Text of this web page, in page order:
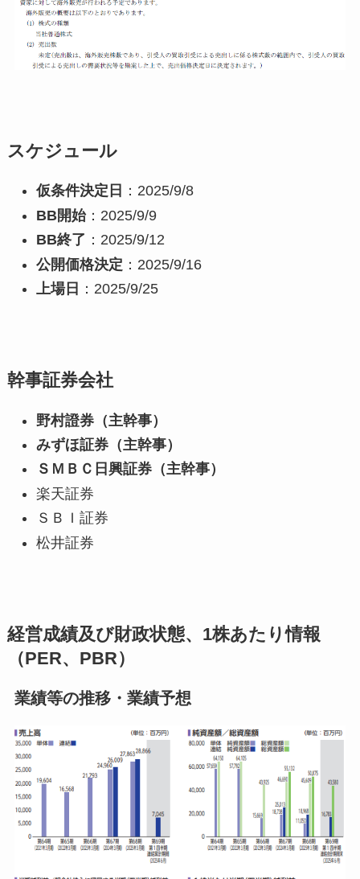
スケジュール
仮条件決定日 ：2025/9/8
BB開始：2025/9/9
BB終了 ：2025/9/12
公開価格決定 ：2025/9/16
上場日 ：2025/9/25
幹事証券会社
野村證券（主幹事）
みずほ証券（主幹事）
ＳＭＢＣ日興証券（主幹事）
楽天証券
ＳＢＩ証券
松井証券
経営成績及び財政状態、1株あたり情報
（PER、PBR）
業績等の推移・業績予想